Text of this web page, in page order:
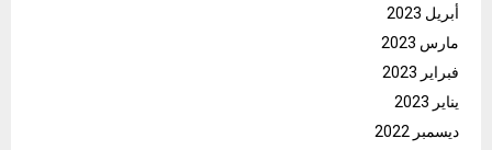
أبريل 2023
مارس 2023
فبراير 2023
يناير 2023
ديسمبر 2022